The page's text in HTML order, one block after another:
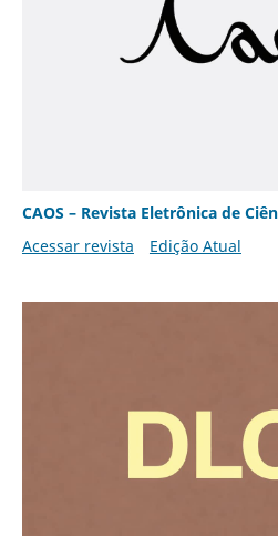
CAOS – Revista Eletrônica de
Acessar revista
Edição Atual